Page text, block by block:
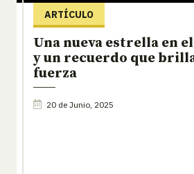
ARTÍCULO
Una nueva estrella en
y un recuerdo que
fuerza
20 de Junio, 2025